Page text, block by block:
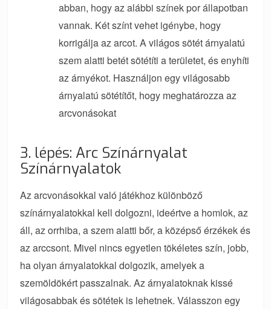
abban, hogy az alábbi színek por állapotban
vannak. Két színt vehet igénybe, hogy
korrigálja az arcot. A világos sötét árnyalatú
szem alatti betét sötétíti a területet, és enyhíti
az árnyékot. Használjon egy világosabb
árnyalatú sötétítőt, hogy meghatározza az
arcvonásokat
3. lépés: Arc Színárnyalat
Színárnyalatok
Az arcvonásokkal való játékhoz különböző
színárnyalatokkal kell dolgozni, ideértve a homlok, az
áll, az orrhiba, a szem alatti bőr, a középső érzékek és
az arccsont. Mivel nincs egyetlen tökéletes szín, jobb,
ha olyan árnyalatokkal dolgozik, amelyek a
szemöldökért passzalnak. Az árnyalatoknak kissé
világosabbak és sötétek is lehetnek. Válasszon egy